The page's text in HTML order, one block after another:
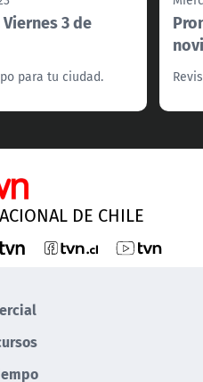
3 de
para tu ciudad.
DE CHILE